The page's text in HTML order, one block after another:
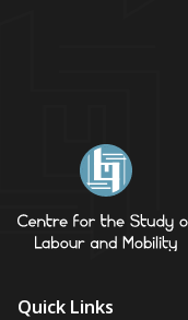
Quick Links